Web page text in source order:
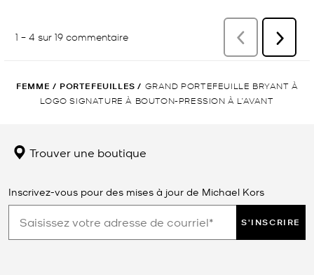
FEMME / PORTEFEUILLES / GRAND PORTEFEUILLE BRYANT À
LOGO SIGNATURE À BOUTON-PRESSION À L’AVANT
Trouver une boutique
Inscrivez-vous pour des mises à jour de Michael Kors
S'INSCRIRE